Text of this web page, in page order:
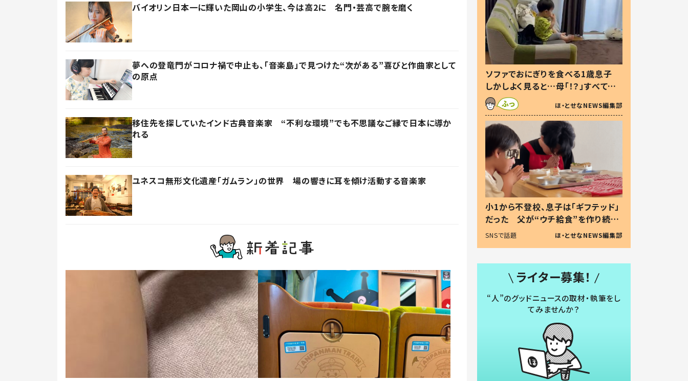
バイオリン日本一に輝いた岡山の小学生、今は高2に 名門・芸高で腕を磨く
夢への登竜門がコロナ禍で中止も、「音楽島」で見つけた“次がある”喜びと作曲家として
の原点
移住先を探していたインド古典音楽家 “不利な環境”でも不思議なご縁で日本に導か
れる
ユネスコ無形文化遺産「ガムラン」の世界 場の響きに耳を傾け活動する音楽家
ソファでおにぎりを食べる1歳息子
しかしよく見ると…母「！？」すべてを
察した母の投稿に「可愛いから許
す！」「現行犯〜」
ほ・とせなNEWS編集部
小1から不登校、息子は「ギフテッド」
だった 父が“ウチ給食”を作り続け
る理由とは #令和の親 #令和の子
SNSで話題 ほ・とせなNEWS編集部
ライター募集！
“人”のグッドニュースの取材・執筆をし
てみませんか？